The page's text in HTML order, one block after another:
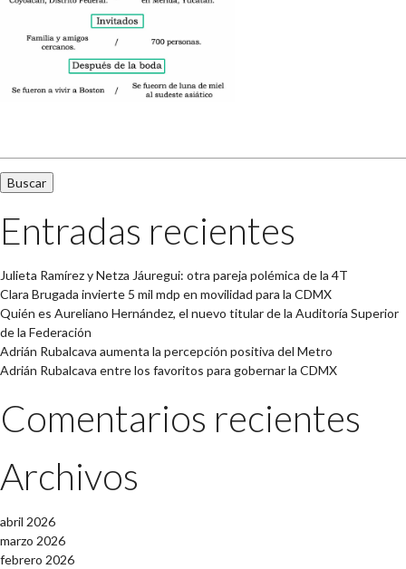
Entradas recientes
Julieta Ramírez y Netza Jáuregui: otra pareja polémica de la 4T
Clara Brugada invierte 5 mil mdp en movilidad para la CDMX
Quién es Aureliano Hernández, el nuevo titular de la Auditoría Superior
de la Federación
Adrián Rubalcava aumenta la percepción positiva del Metro
Adrián Rubalcava entre los favoritos para gobernar la CDMX
Comentarios recientes
Archivos
abril 2026
marzo 2026
febrero 2026